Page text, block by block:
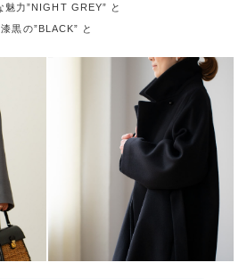
魅力”NIGHT GREY” と
漆黒の”BLACK” と